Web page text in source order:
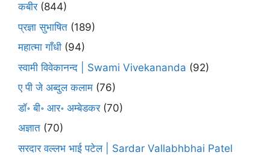
कबीर(844)
प्रज्ञा सुभाषित (189)
महात्मा गाँधी (94)
स्वामी विवेकानन्द | Swami Vivekananda (92)
ए पी जे अब्दुल कलाम (76)
डॉ॰ बी॰ आर॰ अम्बेडकर(70)
अज्ञात (70)
सरदार वल्लभ भाई पटेल | Sardar Vallabhbhai Patel